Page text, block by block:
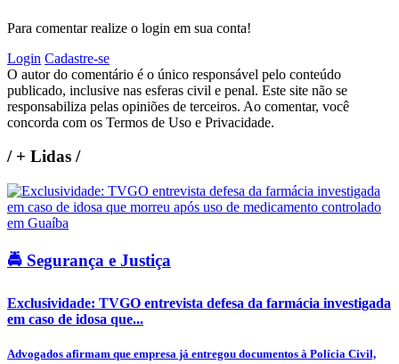
Para comentar realize o login em sua conta!
Login Cadastre-se
O autor do comentário é o único responsável pelo conteúdo
publicado, inclusive nas esferas civil e penal. Este site não se
responsabiliza pelas opiniões de terceiros. Ao comentar, você
concorda com os Termos de Uso e Privacidade.
/+ Lidas /
🚔 Segurança e Justiça
Exclusividade: TVGO entrevista defesa da farmácia investigada
em caso de idosa que...
Advogados afirmam que empresa já entregou documentos à Polícia Civil,